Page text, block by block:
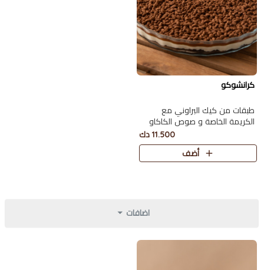
كرانشوكو
طبقات من كيك البراوني مع
الكريمة الخاصة و صوص الكاكاو
البلجيكي اللذيذ مع سولتد كراميل
11.500 دك
أضف
اضافات